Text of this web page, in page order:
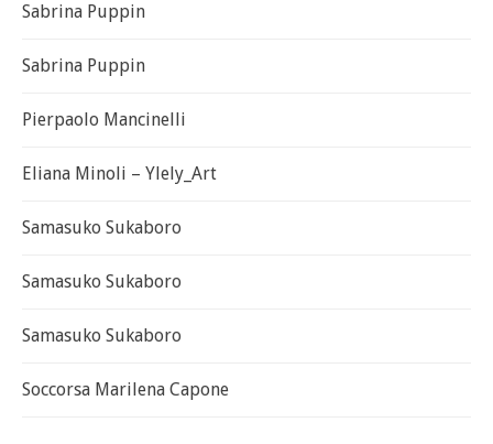
Sabrina Puppin
Sabrina Puppin
Pierpaolo Mancinelli
Eliana Minoli – Ylely_Art
Samasuko Sukaboro
Samasuko Sukaboro
Samasuko Sukaboro
Soccorsa Marilena Capone